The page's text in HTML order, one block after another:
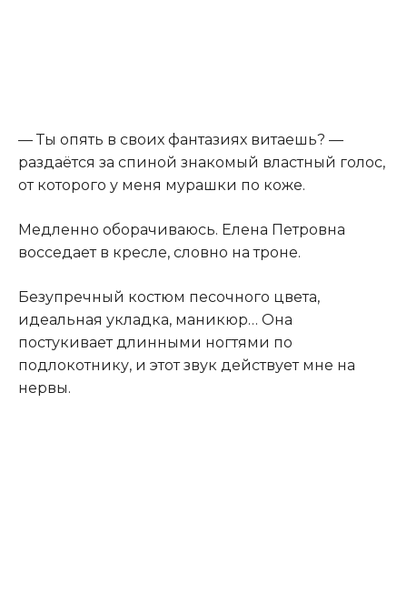
— Ты опять в своих фантазиях витаешь? —
раздаётся за спиной знакомый властный голос,
от которого у меня мурашки по коже.
Медленно оборачиваюсь. Елена Петровна
восседает в кресле, словно на троне.
Безупречный костюм песочного цвета,
идеальная укладка, маникюр… Она
постукивает длинными ногтями по
подлокотнику, и этот звук действует мне на
нервы.